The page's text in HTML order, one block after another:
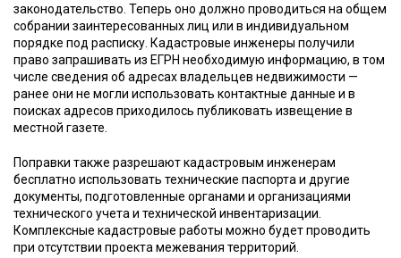
законодательство. Теперь оно должно проводиться на общем
собрании заинтересованных лиц или в индивидуальном
порядке под расписку. Кадастровые инженеры получили
право запрашивать из ЕГРН необходимую информацию, в том
числе сведения об адресах владельцев недвижимости —
ранее они не могли использовать контактные данные и в
поисках адресов приходилось публиковать извещение в
местной газете.
Поправки также разрешают кадастровым инженерам
бесплатно использовать технические паспорта и другие
документы, подготовленные органами и организациями
технического учета и технической инвентаризации.
Комплексные кадастровые работы можно будет проводить
при отсутствии проекта межевания территорий.